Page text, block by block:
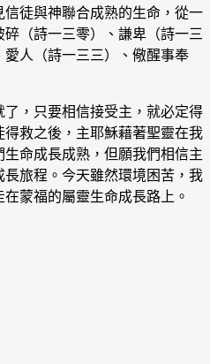
徒與神聯合成熟的生命，從一
（詩一三零）、謙卑（詩一三
人（詩一三三）、儆醒事奉
，只要相信接受主，就必定得
救之後，主耶穌藉著聖靈在我
命成長成熟，但願我們相信主
旅程。今天雖然環境困苦，我
蒙福的屬靈生命成長路上。